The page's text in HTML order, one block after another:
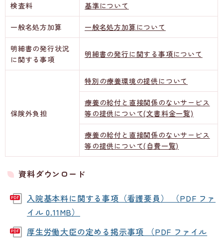
検査料
基準について
一般名処方加算 一般名処方加算について
明細書の発行状況
に関する事項
明細書の発行に関する事項について
保険外負担
特別の療養環境の提供について
療養の給付と直接関係のないサービス
等の提供について(文書料金一覧)
療養の給付と直接関係のないサービス
等の提供について(自費一覧)
資料ダウンロード
入院基本料に関する事項（看護要員） （PDF ファ
イル 0.11MB）
厚生労働大臣の定める掲示事項 （PDF ファイル